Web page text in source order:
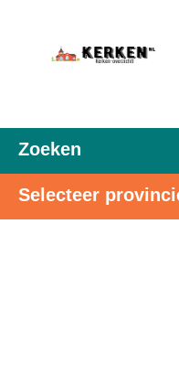
Zoeken
Selecteer